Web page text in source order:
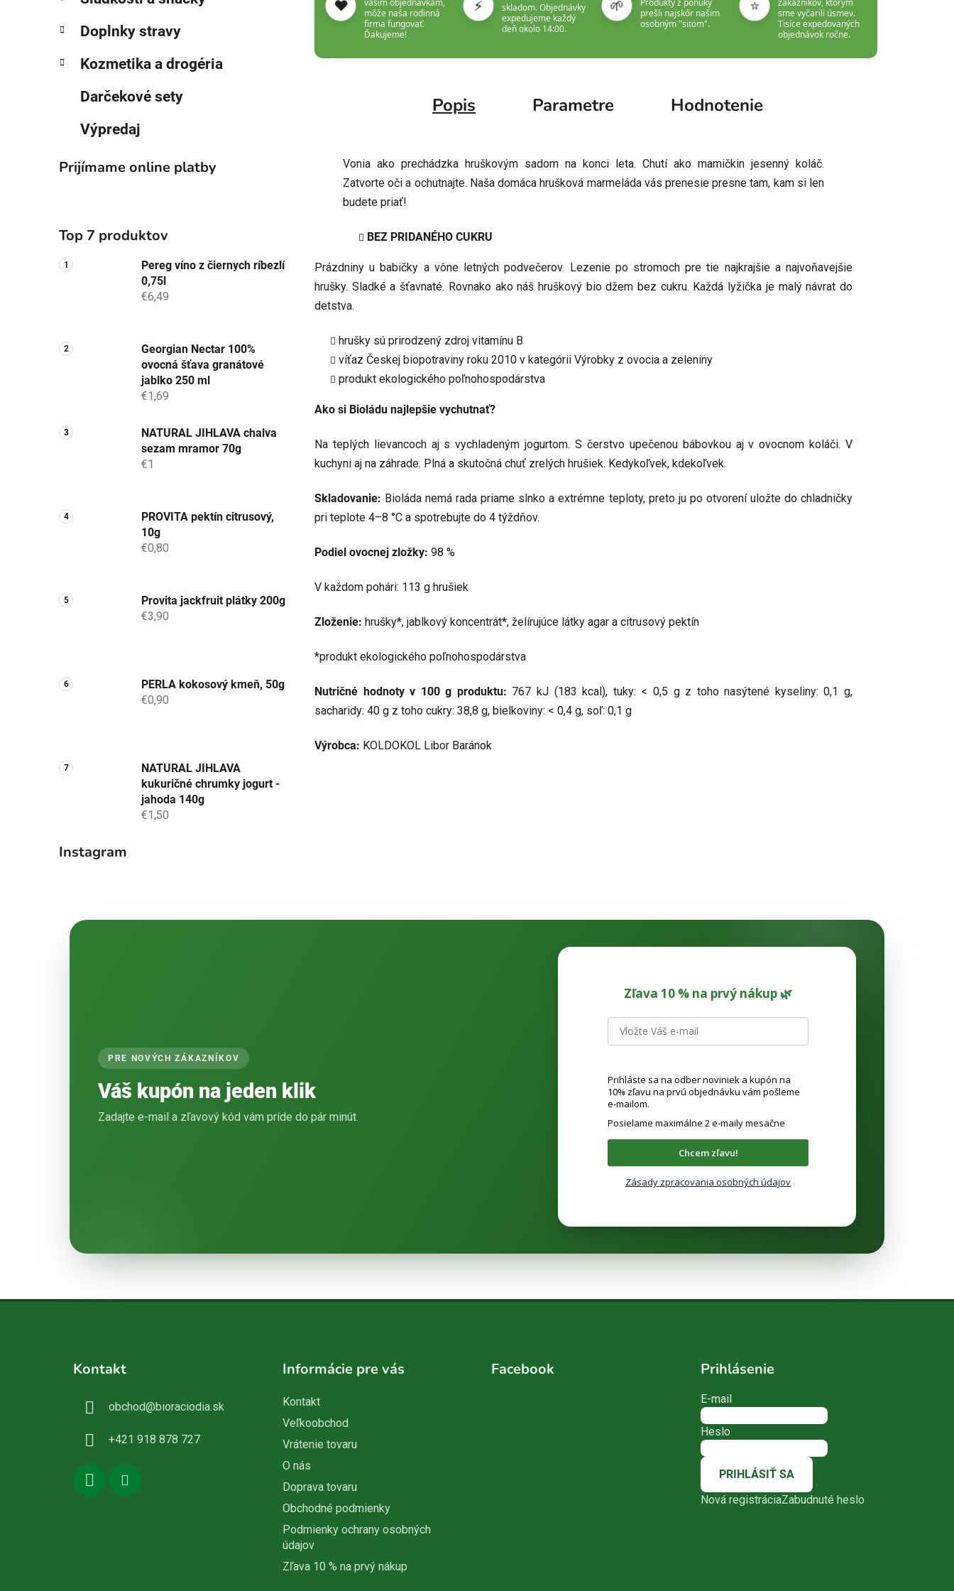
Doplnky stravy
Kozmetika a drogéria
Darčekové sety
Výpredaj
Prijímame online platby
Top 7 produktov
Pereg víno z čiernych ríbezlí
0,75l
€6,49
Georgian Nectar 100%
ovocná šťava granátové
jablko 250 ml
€1,69
NATURAL JIHLAVA chalva
sezam mramor 70g
€1
PROVITA pektín citrusový,
10g
€0,80
Provita jackfruit plátky 200g
€3,90
PERLA kokosový kmeň, 50g
€0,90
NATURAL JIHLAVA
kukuričné chrumky jogurt -
jahoda 140g
€1,50
Instagram
❤️
môže naša rodinná
firma fungovať.
Ďakujeme!
⚡
skladom. Objednávky
expedujeme každý
deň okolo 14:00.
🌱
prešli najskôr našim
osobným "sitom".
⭐
sme vyčarili úsmev.
Tisíce expedovaných
objednávok ročne.
Popis Parametre Hodnotenie
Vonia ako prechádzka hruškovým sadom na konci leta. Chutí ako mamičkin jesenný koláč.
Zatvorte oči a ochutnajte. Naša domáca hrušková marmeláda vás prenesie presne tam, kam si len
budete priať!
BEZ PRIDANÉHO CUKRU
Prázdniny u babičky a vône letných podvečerov. Lezenie po stromoch pre tie najkrajšie a najvoňavejšie
hrušky. Sladké a šťavnaté. Rovnako ako náš hruškový bio džem bez cukru. Každá lyžička je malý návrat do
detstva.
hrušky sú prirodzený zdroj vitamínu B
víťaz Českej biopotraviny roku 2010 v kategórii Výrobky z ovocia a zeleniny
produkt ekologického poľnohospodárstva
Ako si Bioládu najlepšie vychutnať?
Na teplých lievancoch aj s vychladeným jogurtom. S čerstvo upečenou bábovkou aj v ovocnom koláči. V
kuchyni aj na záhrade. Plná a skutočná chuť zrelých hrušiek. Kedykoľvek, kdekoľvek.
Skladovanie: Bioláda nemá rada priame slnko a extrémne teploty, preto ju po otvorení uložte do chladničky
pri teplote 4–8 °C a spotrebujte do 4 týždňov.
Podiel ovocnej zložky: 98 %
V každom pohári: 113 g hrušiek
Zloženie: hrušky*, jablkový koncentrát*, želírujúce látky agar a citrusový pektín
*produkt ekologického poľnohospodárstva
Nutričné hodnoty v 100 g produktu: 767 kJ (183 kcal), tuky: < 0,5 g z toho nasýtené kyseliny: 0,1 g,
sacharidy: 40 g z toho cukry: 38,8 g, bielkoviny: < 0,4 g, soľ: 0,1 g
Výrobca: KOLDOKOL Libor Baránok
PRE NOVÝCH ZÁKAZNÍKOV
Váš kupón na jeden klik
Zadajte e-mail a zľavový kód vám príde do pár minút.
Zľava 10 % na prvý nákup 🌿
Prihláste sa na odber noviniek a kupón na
10% zľavu na prvú objednávku vám pošleme
e-mailom.
Posielame maximálne 2 e-maily mesačne
Chcem zľavu!
Zásady zpracovania osobných údajov
Kontakt
obchod@bioraciodia.sk
+421 918 878 727
Informácie pre vás
Kontakt
Veľkoobchod
Vrátenie tovaru
O nás
Doprava tovaru
Obchodné podmienky
Podmienky ochrany osobných
údajov
Zľava 10 % na prvý nákup
Facebook Prihlásenie
E-mail
Heslo
PRIHLÁSIŤ SA
Nová registráciaZabudnuté heslo